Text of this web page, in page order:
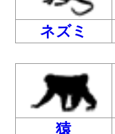
ネズミ
猿